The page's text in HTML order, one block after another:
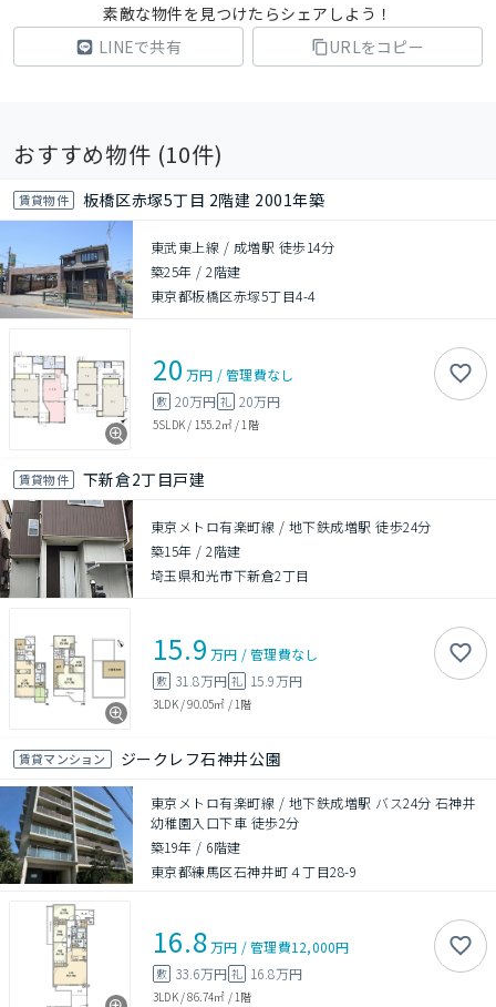
素敵な物件を見つけたらシェアしよう！
LINEで共有
URLをコピー
おすすめ物件 (10件)
賃貸物件 板橋区赤塚5丁目 2階建 2001年築
東武東上線 / 成増駅 徒歩14分
築25年 /2階建
東京都板橋区赤塚5丁目4-4
20 万円 /管理費なし
敷 20万円 礼 20万円
5SLDK / 155.2㎡/ 1階
賃貸物件 下新倉2丁目戸建
東京メトロ有楽町線 / 地下鉄成増駅 徒歩24分
築15年 /2階建
埼玉県和光市下新倉2丁目
15.9 万円 /管理費なし
敷 31.8万円 礼 15.9万円
3LDK/90.05㎡ / 1階
賃貸マンション ジークレフ石神井公園
東京メトロ有楽町線 / 地下鉄成増駅 バス24分 石神井
幼稚園入口下車 徒歩2分
築19年 / 6階建
東京都練馬区石神井町４丁目28-9
16.8万円 /管理費12,000円
敷 33.6万円 礼 16.8万円
3LDK/86.74㎡ / 1階